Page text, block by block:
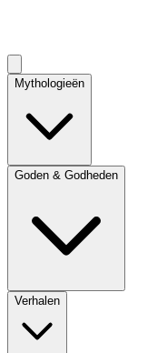
Mythologieën
Goden & Godheden
Verhalen